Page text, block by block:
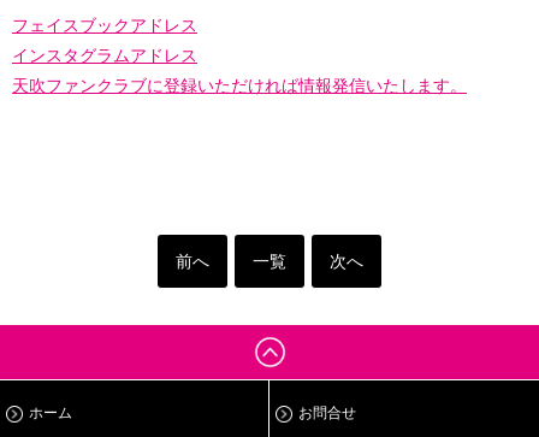
フェイスブックアドレス
インスタグラムアドレス
天吹ファンクラブに登録いただければ情報発信いたします。
前へ 一覧 次へ
ホーム お問合せ